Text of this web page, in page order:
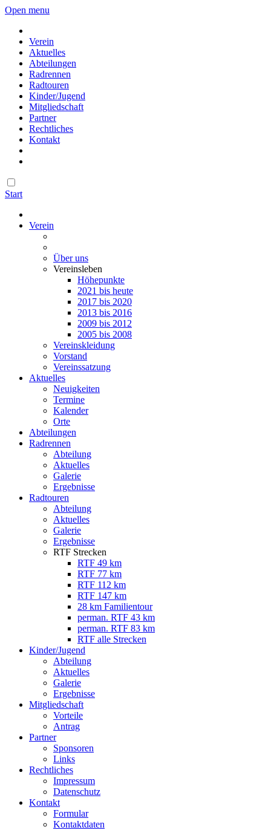
Open menu
Verein
Aktuelles
Abteilungen
Radrennen
Radtouren
Kinder/Jugend
Mitgliedschaft
Partner
Rechtliches
Kontakt
Start
Verein
Über uns
Vereinsleben
Höhepunkte
2021 bis heute
2017 bis 2020
2013 bis 2016
2009 bis 2012
2005 bis 2008
Vereinskleidung
Vorstand
Vereinssatzung
Aktuelles
Neuigkeiten
Termine
Kalender
Orte
Abteilungen
Radrennen
Abteilung
Aktuelles
Galerie
Ergebnisse
Radtouren
Abteilung
Aktuelles
Galerie
Ergebnisse
RTF Strecken
RTF 49 km
RTF 77 km
RTF 112 km
RTF 147 km
28 km Familientour
perman. RTF 43 km
perman. RTF 83 km
RTF alle Strecken
Kinder/Jugend
Abteilung
Aktuelles
Galerie
Ergebnisse
Mitgliedschaft
Vorteile
Antrag
Partner
Sponsoren
Links
Rechtliches
Impressum
Datenschutz
Kontakt
Formular
Kontaktdaten